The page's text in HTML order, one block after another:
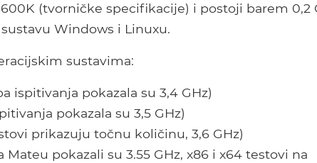
(tvorničke specifikacije) i postoji barem 0,2
Windows i Linuxu.
sustavima:
ispitivanja pokazala su 3,4 GHz)
pokazala su 3,5 GHz)
prikazuju točnu količinu, 3,6 GHz)
Mateu pokazali su 3.55 GHz, x86 i x64 testovi na